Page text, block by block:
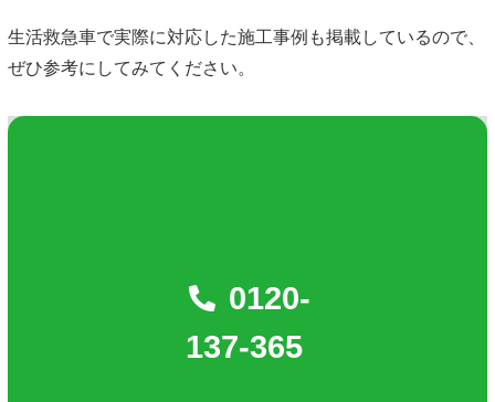
生活救急車で実際に対応した施工事例も掲載しているので、
ぜひ参考にしてみてください。
0120-
137-365